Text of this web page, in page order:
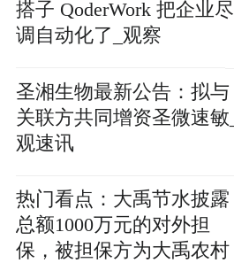
搭子 QoderWork 把企业尽
调自动化了_观察
圣湘生物最新公告：拟与
关联方共同增资圣微速敏_
观速讯
热门看点：大禹节水披露
总额1000万元的对外担
保，被担保方为大禹农村